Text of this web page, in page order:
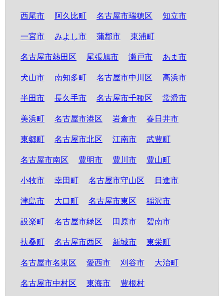
西尾市 阿久比町 名古屋市瑞穂区 知立市
一宮市 みよし市 蒲郡市 東浦町
名古屋市熱田区 尾張旭市 瀬戸市 あま市
犬山市 南知多町 名古屋市中川区 高浜市
半田市 長久手市 名古屋市千種区 常滑市
美浜町 名古屋市港区 岩倉市 春日井市
東郷町 名古屋市北区 江南市 武豊町
名古屋市南区 豊明市 豊川市 豊山町
小牧市 幸田町 名古屋市守山区 日進市
津島市 大口町 名古屋市東区 稲沢市
設楽町 名古屋市緑区 田原市 碧南市
扶桑町 名古屋市西区 新城市 東栄町
名古屋市名東区 愛西市 刈谷市 大治町
名古屋市中村区 東海市 豊根村